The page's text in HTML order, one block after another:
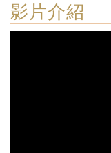
影片介紹